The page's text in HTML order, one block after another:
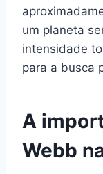
um planeta
intensidade
para a busca
A
Webb